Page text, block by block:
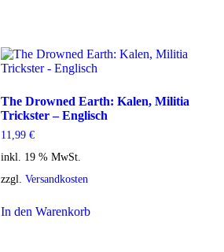
The Drowned Earth: Kalen, Militia
Trickster – Englisch
11,99€
inkl. 19 % MwSt.
zzgl.Versandkosten
In den Warenkorb